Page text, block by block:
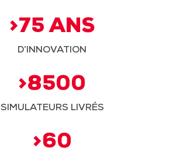
>75 ANS
D’INNOVATION
>8500
SIMULATEURS LIVRÉS
>60